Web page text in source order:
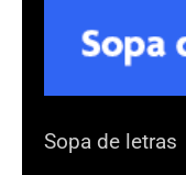
Sopa de letras